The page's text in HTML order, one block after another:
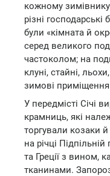
кожному
різні господарські
були «кімната й
серед великого
частоколом; на
клуні, стайні,
зимові
У передмісті Січі
крамниць, які
торгували козаки й
на річці
та Греції з вином,
тканинами.